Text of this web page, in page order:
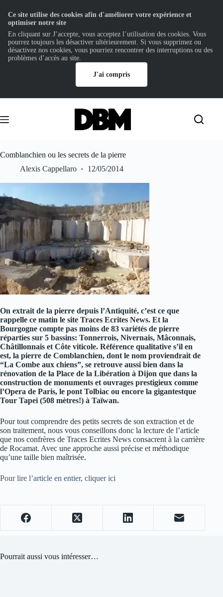
contenu
Comblanchien ou les secrets de la pierre
Alexis Cappellaro
12/05/2014
On extrait de la pierre depuis l’Antiquité, c’est ce que
rappelle ce matin le site Traces Ecrites News. Et la
Bourgogne compte pas moins de 83 variétés de pierre
réparties sur 5 bassins: Tonnerrois, Nivernais, Mâconnais,
Châtillonnais et Côte viticole. Référence qualitative s’il en
est, la pierre de Comblanchien, dont le nom proviendrait de
“La Combe aux chiens”, se retrouve aussi bien dans la
rénovation de la Place de la Libération à Dijon que dans la
construction de monuments et ouvrages prestigieux comme
l’Opera de Paris, le pont Tolbiac ou encore la gigantestque
Tour Tapei (508 mètres!) à Taïwan.
Pour tout comprendre des petits secrets de son extraction et de
son traitement, nous vous conseillons donc la lecture de l’article
que nos confrères de Traces Ecrites News consacrent à la carrière
de Rocamat. Avec une approche aussi précise et méthodique
qu’une taille bien maîtrisée.
Pour lire l’article en entier, cliquer ici
Pourrait aussi vous intéresser…
Ce site utilise des cookies afin d'améliorer votre expérience et
optimiser notre site
En cliquant sur J’accepte, vous acceptez l’utilisation des cookies. Vous
pourrez toujours les désactiver ultérieurement. Si vous supprimez ou
désactivez nos cookies, vous pourriez rencontrer des interruptions ou des
problèmes d’accès au site.
J'ai compris